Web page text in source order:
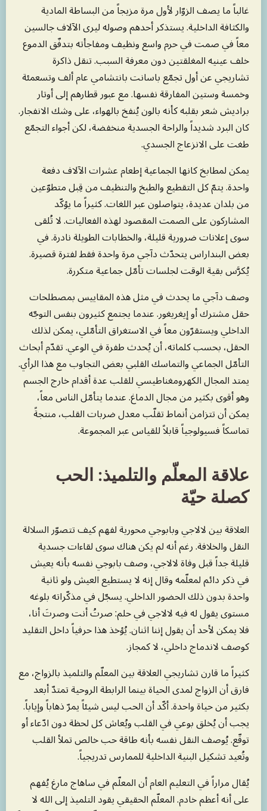
غالباً ما يصف الزوّار لأول مرة مزيجاً من البساطة المادية
والكثافة الداخلية. يستذكر أحدهم وصوله ليرى الآلاف جالسين
معاً في صمت في حرم واسع ونظيف ومفاجأته بتدفّق الدموع
خلف عينيه المغلقتين دون معرفة السبب. تنقل ذاكرة
تشاريجي عن أول تجمّع باسانت بانتشامي عام ألف وتسعمئة
وخمسة وستين المفارقة نفسها. مع عبور قطارهم إلى أوتار
براديش شعر بقلبه كأنه بالون يُنفخ بالهواء، على وشك الانفجار.
كان البرد شديداً والراحة الجسدية منخفضة، لكن أجواء التجمّع
طغت على الانزعاج الجسدي.
يمكن لمطابخ كانها الجماعية إطعام عشرات الآلاف دفعة
واحدة. يتمّ كل التقطيع والطبخ والتنظيف من قِبل متطوّعين
من بلدان عديدة، يتواصلون عبر اللغات. كثيراً ما يؤكّد
المشاركون على الصمت المقصود لهذه الفعاليات. لا تُلقى
سوى إعلانات ضرورية قليلة، والخطابات الطويلة نادرة. في
بعض البنداراس يتحدّث دآجي مرة واحدة فقط لفترة قصيرة.
يُكرَّس بقية الوقت لجلسات تأمّل جماعية متكررة.
وصف دآجي ما يحدث في مثل هذه المقاييس بمصطلحات
حقل مشترك أو إيغريغور. عندما يجتمع كثيرون بنفس التوجّه
الداخلي ويستقرّون معاً في الاستغراق التأمّلي، يمكن لذلك
الحقل، بحسب كلماته، أن يُحدث طفرة في الوعي. تقدّم أبحاث
التأمّل الجماعي والتماسك القلبي بعض التجاوب مع هذا الرأي.
يمتد المجال الكهرومغناطيسي للقلب عدة أقدام خارج الجسم
وهو أقوى بكثير من مجال الدماغ. عندما يتأمّل الناس معاً،
يمكن أن تتزامن أنماط تقلّب معدل ضربات القلب، منتجةً
تماسكاً فسيولوجياً قابلاً للقياس عبر المجموعة.
علاقة المعلّم والتلميذ: الحب
كصلة حيّة
العلاقة بين لالاجي وبابوجي محورية لفهم كيف تتصوّر السلالة
النقل والخلافة. رغم أنه لم يكن هناك سوى لقاءات جسدية
قليلة جداً قبل وفاة لالاجي، وصف بابوجي نفسه بأنه يعيش
في ذكر دائم لمعلّمه وقال إنه لا يستطيع العيش ولو ثانية
واحدة بدون ذلك الحضور الداخلي. يسجّل في مذكّراته بلوغه
مستوى يقول له فيه لالاجي في حلم: صرتُ أنت وصرتَ أنا،
فلا يمكن لأحد أن يقول إننا اثنان. يُؤخذ هذا حرفياً داخل التقليد
كوصف لاندماج داخلي، لا كمجاز.
كثيراً ما قارن تشاريجي العلاقة بين المعلّم والتلميذ بالزواج، مع
فارق أن الزواج لمدى الحياة بينما الرابطة الروحية تمتدّ أبعد
بكثير من حياة واحدة. أكّد أن الحب ليس شيئاً يمرّ ذهاباً وإياباً.
يجب أن يُخلق بوعي في القلب ويُعاش كل لحظة دون ادّعاء أو
توقّع. يُوصف النقل نفسه بأنه طاقة حب خالص تملأ القلب
وتُعيد تشكيل البنية الداخلية للممارس تدريجياً.
يُقال مراراً في التعليم العام أن المعلّم في ساهاج مارغ يُفهم
على أنه أعظم خادم. المعلّم الحقيقي يقود التلميذ إلى الله لا